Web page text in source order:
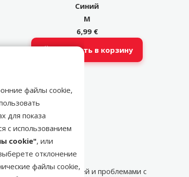
файлы cookie,
для показа
с использованием
cookie", или
отклонение
файлы cookie,
Синий
M
6,99 €
Добавить в корзину
твоего любимца
чувствительной кожей и проблемами с